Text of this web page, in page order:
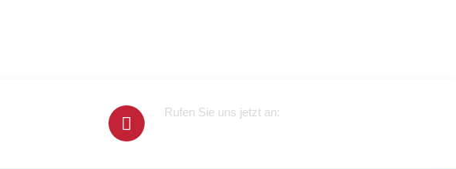
Rufen Sie uns jetzt an: